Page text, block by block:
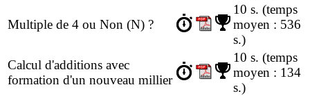
Multiple de 4 ou Non (N) ?
10 s. (temps
moyen : 536
s.)
Calcul d'additions avec
formation d'un nouveau millier
10 s. (temps
moyen : 134
s.)